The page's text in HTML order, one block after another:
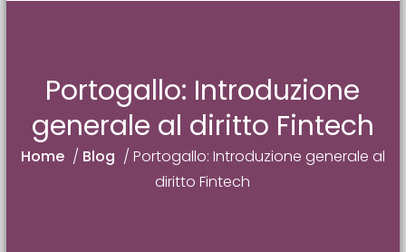
Portogallo: Introduzione
generale al diritto Fintech
Home / Blog / Portogallo: Introduzione generale al
diritto Fintech